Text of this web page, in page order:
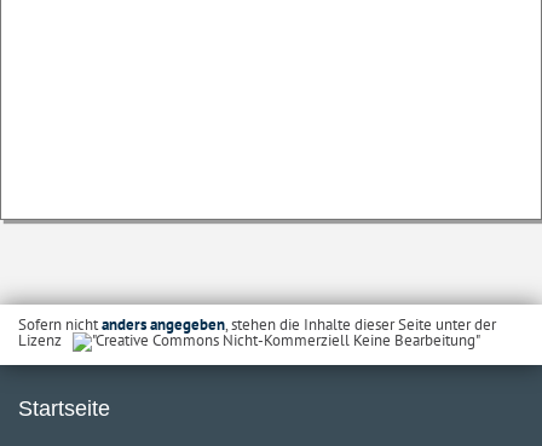
Sofern nichtanders angegeben, stehen die Inhalte dieser Seite unter der
Lizenz
Startseite